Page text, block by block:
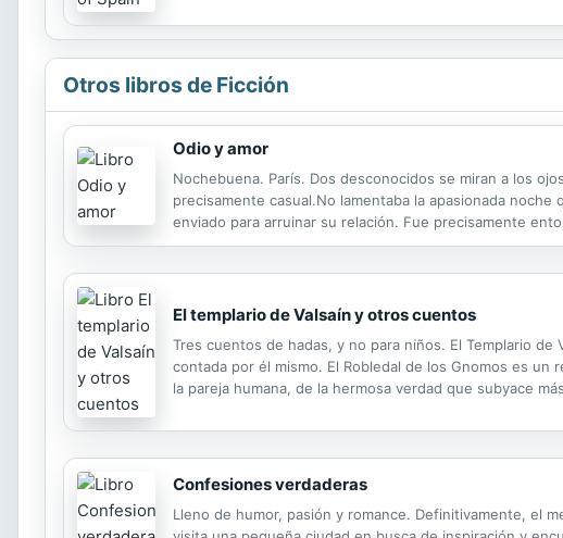
Otros libros de Ficción
Odio y amor
Nochebuena. París. Dos desconocidos se miran a los
precisamente casual.No lamentaba la apasionada
enviado para arruinar su relación. Fue precisamente
se casaran…
El templario de Valsaín y otros cuentos
Tres cuentos de hadas, y no para niños. El Templario
contada por él mismo. El Robledal de los Gnomos es
la pareja humana, de la hermosa verdad que subyace
Confesiones verdaderas
Lleno de humor, pasión y romance. Definitivamente, el